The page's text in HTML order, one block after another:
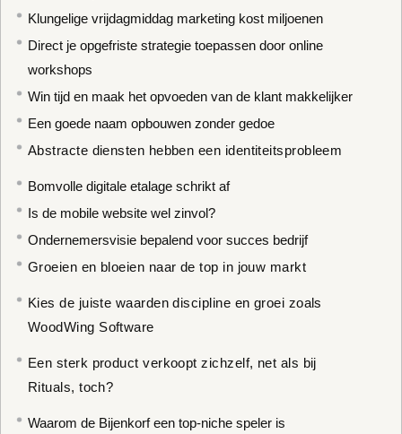
Klungelige vrijdagmiddag marketing kost miljoenen
Direct je opgefriste strategie toepassen door online
workshops
Win tijd en maak het opvoeden van de klant makkelijker
Een goede naam opbouwen zonder gedoe
Abstracte diensten hebben een identiteitsprobleem
Bomvolle digitale etalage schrikt af
Is de mobile website wel zinvol?
Ondernemersvisie bepalend voor succes bedrijf
Groeien en bloeien naar de top in jouw markt
Kies de juiste waarden discipline en groei zoals
WoodWing Software
Een sterk product verkoopt zichzelf, net als bij
Rituals, toch?
Waarom de Bijenkorf een top-niche speler is